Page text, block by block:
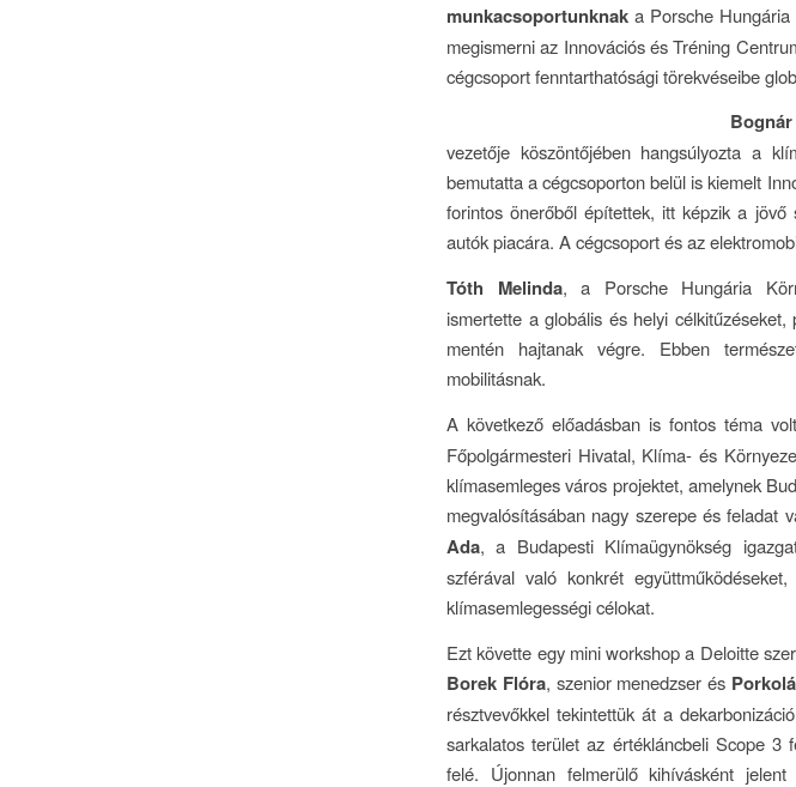
munkacsoportunknak a Porsche
megismerni az Innovációs és Tréning
cégcsoport fenntarthatósági törekvéseibe
vezetője köszöntőjében hangsúlyozta a
bemutatta a cégcsoporton belül is kiemelt
forintos önerőből építettek, itt képzik a jövő
autók piacára. A cégcsoport és az
Tóth Melinda, a Porsche Hungária
ismertette a globális és helyi
mentén hajtanak végre. Ebben
mobilitásnak.
A következő előadásban is fontos téma
Főpolgármesteri Hivatal, Klíma- és
klímasemleges város projektet, amelynek
megvalósításában nagy szerepe és feladat
Ada, a Budapesti Klímaügynökség
szférával való konkrét
klímasemlegességi célokat.
Ezt követte egy mini workshop a Deloitte
Borek Flóra, szenior menedzser és
résztvevőkkel tekintettük át a
sarkalatos terület az értékláncbeli Scope 3
felé. Újonnan felmerülő kihívásként